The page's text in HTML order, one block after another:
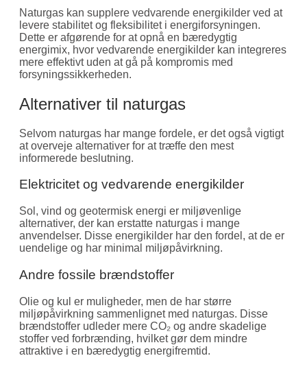
Naturgas kan supplere vedvarende energikilder ved at
levere stabilitet og fleksibilitet i energiforsyningen.
Dette er afgørende for at opnå en bæredygtig
energimix, hvor vedvarende energikilder kan integreres
mere effektivt uden at gå på kompromis med
forsyningssikkerheden.
Alternativer til naturgas
Selvom naturgas har mange fordele, er det også vigtigt
at overveje alternativer for at træffe den mest
informerede beslutning.
Elektricitet og vedvarende energikilder
Sol, vind og geotermisk energi er miljøvenlige
alternativer, der kan erstatte naturgas i mange
anvendelser. Disse energikilder har den fordel, at de er
uendelige og har minimal miljøpåvirkning.
Andre fossile brændstoffer
Olie og kul er muligheder, men de har større
miljøpåvirkning sammenlignet med naturgas. Disse
brændstoffer udleder mere CO₂ og andre skadelige
stoffer ved forbrænding, hvilket gør dem mindre
attraktive i en bæredygtig energifremtid.